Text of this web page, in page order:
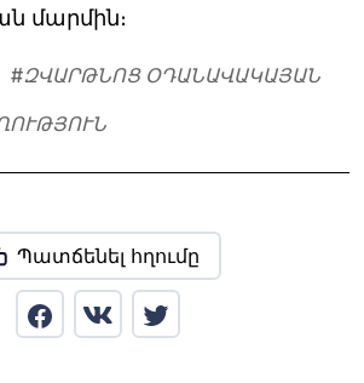
մարմին։
#ԶՎԱՐԹՆՈՑ ՕԴԱՆԱՎԱԿԱՅԱՆ
Պատճենել հղումը